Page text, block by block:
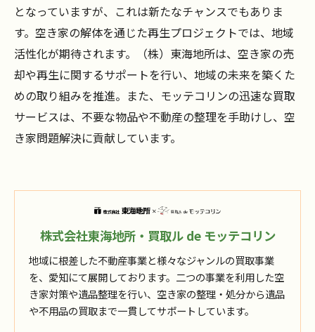
となっていますが、これは新たなチャンスでもありま
す。空き家の解体を通じた再生プロジェクトでは、地域
活性化が期待されます。（株）東海地所は、空き家の売
却や再生に関するサポートを行い、地域の未来を築くた
めの取り組みを推進。また、モッテコリンの迅速な買取
サービスは、不要な物品や不動産の整理を手助けし、空
き家問題解決に貢献しています。
株式会社東海地所・買取ル de モッテコリン
地域に根差した不動産事業と様々なジャンルの買取事業
を、愛知にて展開しております。二つの事業を利用した空
き家対策や遺品整理を行い、空き家の整理・処分から遺品
や不用品の買取まで一貫してサポートしています。